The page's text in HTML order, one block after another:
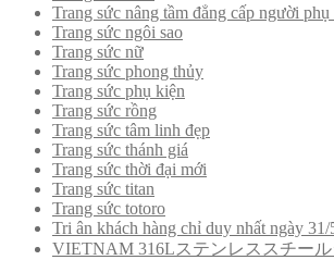
Trang sức nâng tầm đẳng cấp người
Trang sức ngôi sao
Trang sức nữ
Trang sức phong thủy
Trang sức phụ kiện
Trang sức rồng
Trang sức tâm linh đẹp
Trang sức thánh giá
Trang sức thời đại mới
Trang sức titan
Trang sức totoro
Tri ân khách hàng chỉ duy nhất ngày 31/
VIETNAM 316Lステンレススチー